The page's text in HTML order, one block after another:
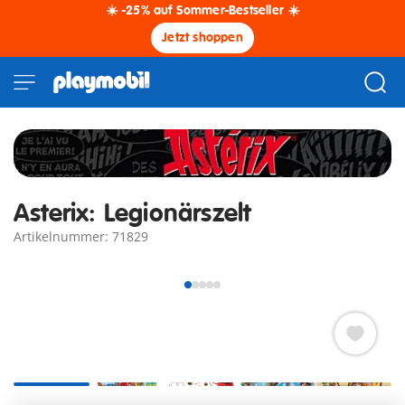
☀️ -25% auf Sommer-Bestseller ☀️
Jetzt shoppen
Asterix: Legionärszelt
Artikelnummer: 71829